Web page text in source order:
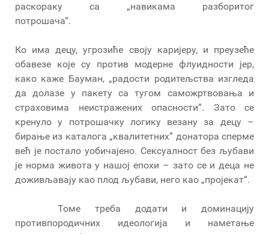
раскораку са „навикама разборитог
потрошача“.
Ко има децу, угрозиће своју каријеру, и преузеће
обавезе које су против модерне флуидности јер,
како каже Бауман, „радости родитељства изгледа
да долазе у пакету са тугом саможртвовања и
страховима неистражених опасности“. Зато се
кренуло у потрошачку логику везану за децу –
бирање из каталога „квалитетних” донатора сперме
већ је постало уобичајено. Сексуалност без љубави
је норма живота у нашој епохи – зато се и деца не
доживљавају као плод љубави, него као „пројекат“.
Томе треба додати и доминацију
противпородичних идеологија и наметање